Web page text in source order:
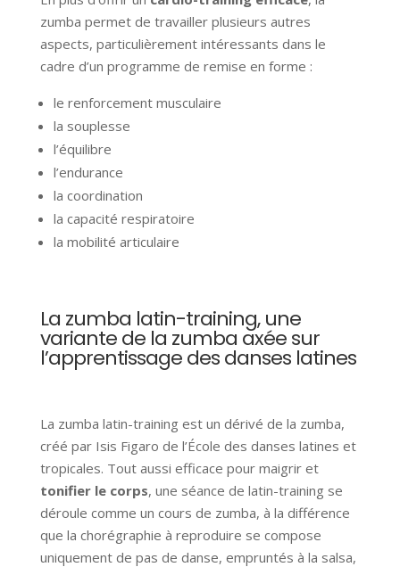
zumba permet de travailler plusieurs autres
aspects, particulièrement intéressants dans le
cadre d’un programme de remise en forme :
le renforcement musculaire
la souplesse
l’équilibre
l’endurance
la coordination
la capacité respiratoire
la mobilité articulaire
La zumba latin-training, une
variante de la zumba axée sur
l’apprentissage des danses latines
La zumba latin-training est un dérivé de la zumba,
créé par Isis Figaro de l’École des danses latines et
tropicales. Tout aussi efficace pour maigrir et
tonifier le corps, une séance de latin-training se
déroule comme un cours de zumba, à la différence
que la chorégraphie à reproduire se compose
uniquement de pas de danse, empruntés à la salsa,